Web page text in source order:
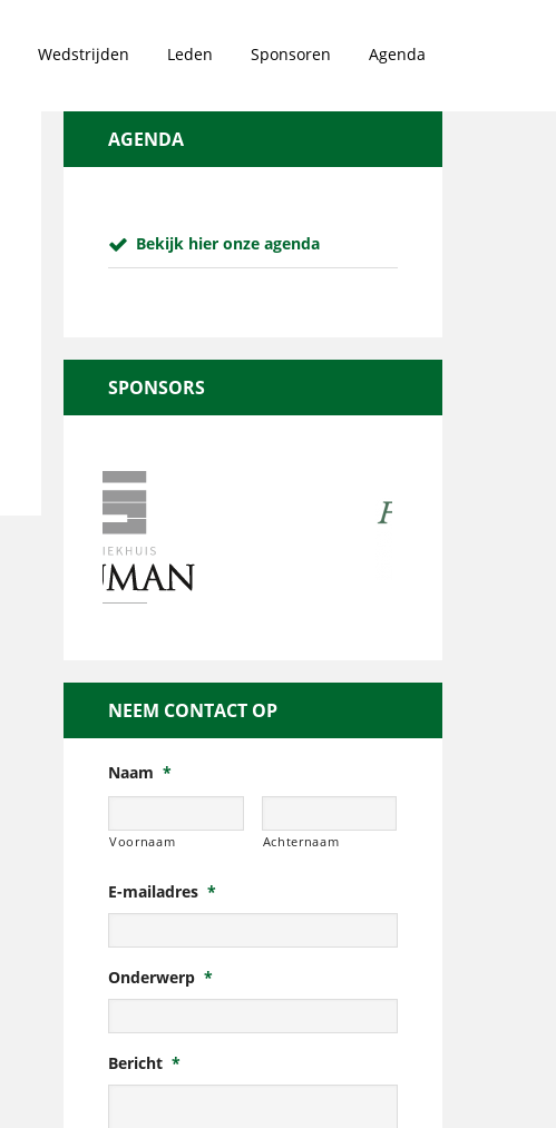
Wedstrijden Leden Sponsoren Agenda
AGENDA
Bekijk hier onze agenda
SPONSORS
NEEM CONTACT OP
Naam *
Voornaam Achternaam
E-mailadres *
Onderwerp *
Bericht *